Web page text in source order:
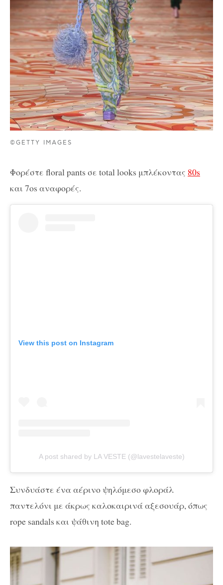
©GETTY IMAGES
Φορέστε floral pants σε total looks μπλέκοντας 80s
και 7os αναφορές.
View this post on Instagram
A post shared by LA VESTE (@lavestelaveste)
Συνδυάστε ένα αέρινο ψηλόμεσο φλοράλ
παντελόνι με άκρως καλοκαιρινά αξεσουάρ, όπως
rope sandals και ψάθινη tote bag.